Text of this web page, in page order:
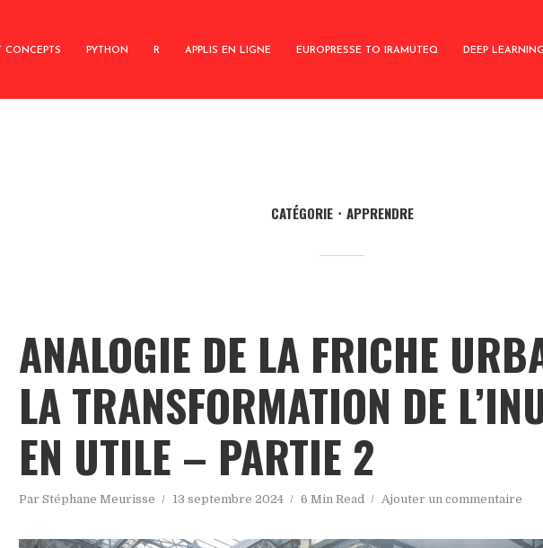
CONCEPTS PYTHON R APPLIS EN LIGNE EUROPRESSE TO IRAMUTEQ DEEP
CATÉGORIE APPRENDRE
ANALOGIE DE LA FRICHE
LA TRANSFORMATION DE
EN UTILE – PARTIE 2
Par Stéphane Meurisse 13 septembre 2024 6 Min Read Ajouter un commentaire